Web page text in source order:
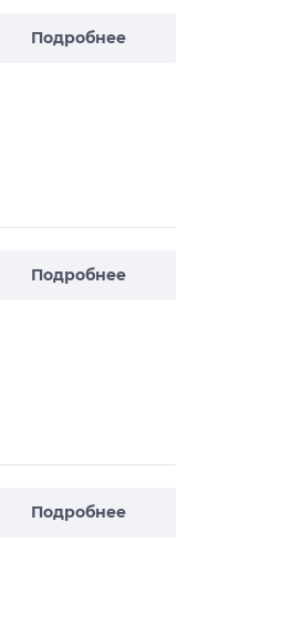
Подробнее
Подробнее
Подробнее